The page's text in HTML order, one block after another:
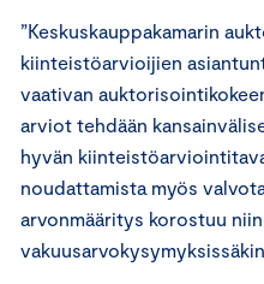
”Keskuskauppakamarin
kiinteistöarvioijien
vaativan
arviot tehdään
hyvän
noudattamista myös
arvonmääritys korostuu